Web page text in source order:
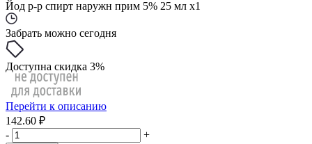
Йод р-р спирт наружн прим 5% 25 мл x1
Забрать можно сегодня
Доступна скидка 3%
Перейти к описанию
142.60 ₽
-
+